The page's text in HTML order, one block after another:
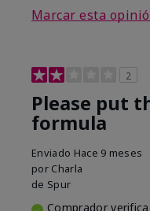
Marcar esta
2
Please put
formula
Enviado Hace 9 meses
por Charla
de Spur
Comprador